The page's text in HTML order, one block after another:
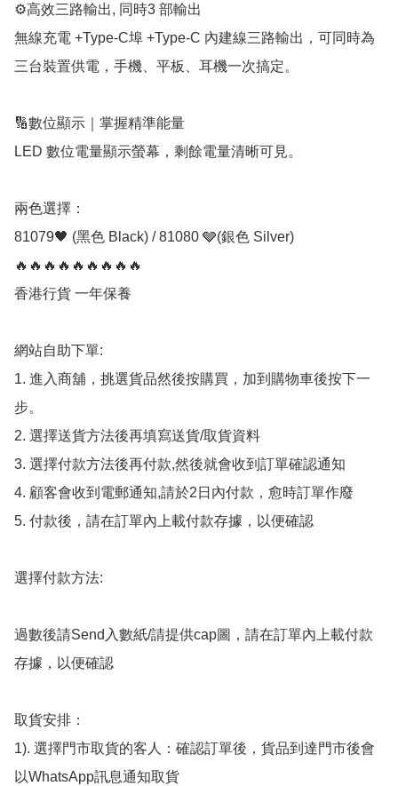
⚙️高效三路輸出, 同時3 部輸出
無線充電 +Type-C埠 +Type-C 內建線三路輸出，可同時為
三台裝置供電，手機、平板、耳機一次搞定。
🔢數位顯示｜掌握精準能量
LED 數位電量顯示螢幕，剩餘電量清晰可見。
兩色選擇：
81079🖤 (黑色 Black) / 81080 🩶(銀色 Silver)
🔥🔥🔥🔥🔥🔥🔥🔥🔥
香港行貨 一年保養
網站自助下單:
1. 進入商舖，挑選貨品然後按購買，加到購物車後按下一
步。
2. 選擇送貨方法後再填寫送貨/取貨資料
3. 選擇付款方法後再付款,然後就會收到訂單確認通知
4. 顧客會收到電郵通知,請於2日內付款，愈時訂單作廢
5. 付款後，請在訂單內上載付款存據，以便確認
選擇付款方法:
過數後請Send入數紙/請提供cap圖，請在訂單內上載付款
存據，以便確認
取貨安排：
1). 選擇門市取貨的客人：確認訂單後，貨品到達門市後會
以WhatsApp訊息通知取貨